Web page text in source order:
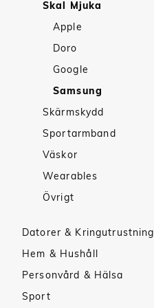
Skal Mjuka
Apple
Doro
Google
Samsung
Skärmskydd
Sportarmband
Väskor
Wearables
Övrigt
Datorer & Kringutrustning
Hem & Hushåll
Personvård & Hälsa
Sport